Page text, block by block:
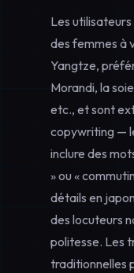
Les
des femmes à
Yangtze,
Morandi, la
etc., et sont
copywriting —
inclure des
» ou «
détails en
des locuteurs
politesse. Les
traditionnelles